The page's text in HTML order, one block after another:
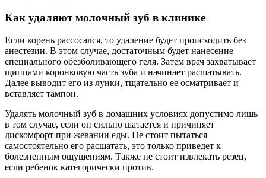
Как удаляют молочный зуб в клинике
Если корень рассосался, то удаление будет происходить без
анестезии. В этом случае, достаточным будет нанесение
специального обезболивающего геля. Затем врач захватывает
щипцами коронковую часть зуба и начинает расшатывать.
Далее выводит его из лунки, тщательно ее осматривает и
вставляет тампон.
Удалять молочный зуб в домашних условиях допустимо лишь
в том случае, если он сильно шатается и причиняет
дискомфорт при жевании еды. Не стоит пытаться
самостоятельно его расшатать, это только приведет к
болезненным ощущениям. Также не стоит извлекать резец,
если ребенок категорически против.